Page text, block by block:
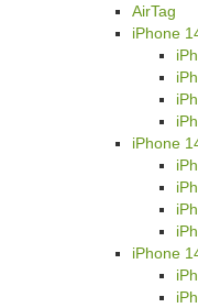
AirTag
iPhone
iPhone
iPhone